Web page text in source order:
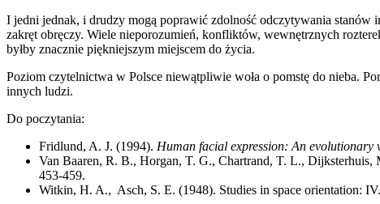
I jedni jednak, i drudzy mogą poprawić zdolność odczytywania stanów
zakręt obręczy. Wiele nieporozumień, konfliktów, wewnętrznych
byłby znacznie piękniejszym miejscem do życia.
Poziom czytelnictwa w Polsce niewątpliwie woła o pomstę do nieba.
innych ludzi.
Do poczytania:
Fridlund, A. J. (1994). Human facial expression: An evolutionary
Van Baaren, R. B., Horgan, T. G., Chartrand, T. L., Dijksterhuis,
453-459.
Witkin, H. A., Asch, S. E. (1948). Studies in space orientation: